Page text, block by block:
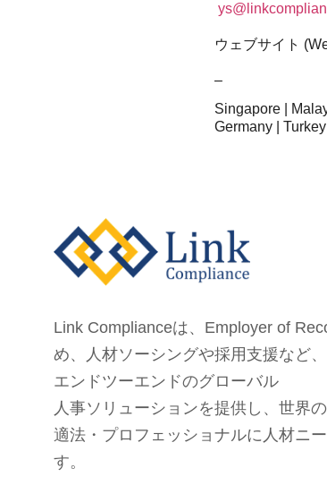
ウェブサイト
–
Singapore |
Germany |
Link Complianceは、Employer of
め、
人材ソーシングや採用支援など、
エンドツーエンドのグローバル
人事ソリューションを提供し、 世界
適法・プロフェッショナルに人材ニ
す。